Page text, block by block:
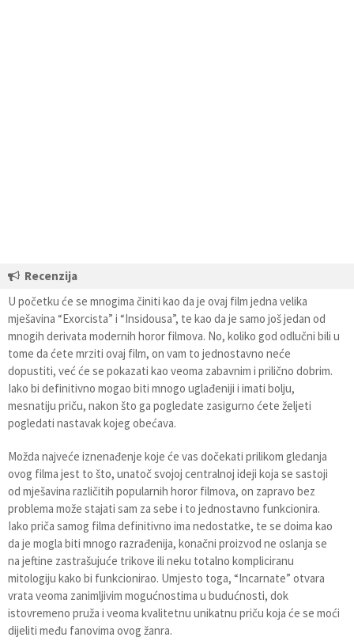
Recenzija
U početku će se mnogima činiti kao da je ovaj film jedna velika
mješavina “Exorcista” i “Insidousa”, te kao da je samo još jedan od
mnogih derivata modernih horor filmova. No, koliko god odlučni bili u
tome da ćete mrziti ovaj film, on vam to jednostavno neće
dopustiti, već će se pokazati kao veoma zabavnim i prilično dobrim.
Iako bi definitivno mogao biti mnogo uglađeniji i imati bolju,
mesnatiju priču, nakon što ga pogledate zasigurno ćete željeti
pogledati nastavak kojeg obećava.
Možda najveće iznenađenje koje će vas dočekati prilikom gledanja
ovog filma jest to što, unatoč svojoj centralnoj ideji koja se sastoji
od mješavina različitih popularnih horor filmova, on zapravo bez
problema može stajati sam za sebe i to jednostavno funkcionira.
Iako priča samog filma definitivno ima nedostatke, te se doima kao
da je mogla biti mnogo razrađenija, konačni proizvod ne oslanja se
na jeftine zastrašujuće trikove ili neku totalno kompliciranu
mitologiju kako bi funkcionirao. Umjesto toga, “Incarnate” otvara
vrata veoma zanimljivim mogućnostima u budućnosti, dok
istovremeno pruža i veoma kvalitetnu unikatnu priču koja će se moći
dijeliti među fanovima ovog žanra.